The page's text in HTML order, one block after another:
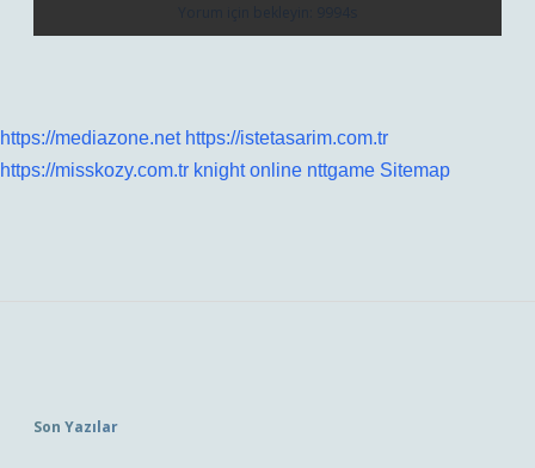
https://mediazone.net https://istetasarim.com.tr
https://misskozy.com.tr knight online nttgame Sitemap
Son Yazılar